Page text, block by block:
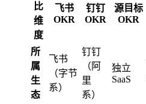
比
维
度
飞书
OKR
钉钉
OKR
源目标
OKR
所
属
生
态
飞书
（字节
系）
钉钉
（阿
里
系）
独立
SaaS